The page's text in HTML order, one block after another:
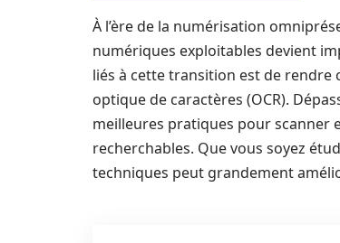
À l’ère de la numérisation
numériques exploitables devient
liés à cette transition est de rendre
optique de caractères (OCR).
meilleures pratiques pour scanner
recherchables. Que vous soyez
techniques peut grandement